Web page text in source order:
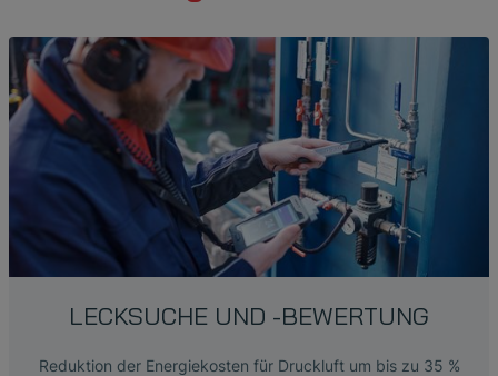
LECKSUCHE UND -BEWERTUNG
Reduktion der Energiekosten für Druckluft um bis zu 35 %